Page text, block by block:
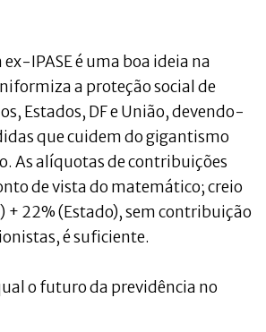
IPASE é uma boa ideia na
a proteção social de
Estados, DF e União, devendo-
que cuidem do gigantismo
As alíquotas de contribuições
de vista do matemático; creio
+ 22% (Estado), sem contribuição
é suficiente.
o futuro da previdência no